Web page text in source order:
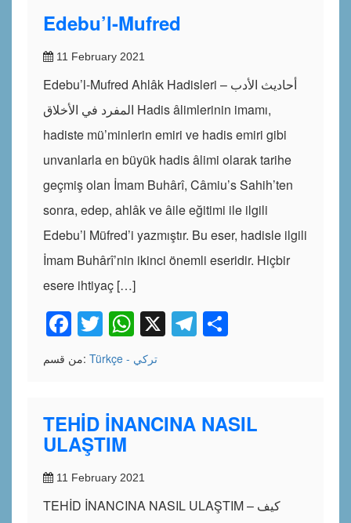
Edebu’l-Mufred
11 February 2021
Edebu’l-Mufred Ahlâk Hadisleri – أحاديث الأدب
المفرد في الأخلاق Hadis âlimlerinin imamı,
hadiste mü’minlerin emiri ve hadis emiri gibi
unvanlarla en büyük hadis âlimi olarak tarihe
geçmiş olan İmam Buhârî, Câmiu’s Sahih’ten
sonra, edep, ahlâk ve âile eğitimi ile ilgili
Edebu’l Müfred’i yazmıştır. Bu eser, hadisle ilgili
İmam Buhârî’nin ikinci önemli eseridir. Hiçbir
esere ihtiyaç […]
Facebook
Twitter
WhatsApp
X Telegram
من قسم: Türkçe - تركي
TEHİD İNANCINA NASIL
ULAŞTIM
11 February 2021
TEHİD İNANCINA NASIL ULAŞTIM – كيف